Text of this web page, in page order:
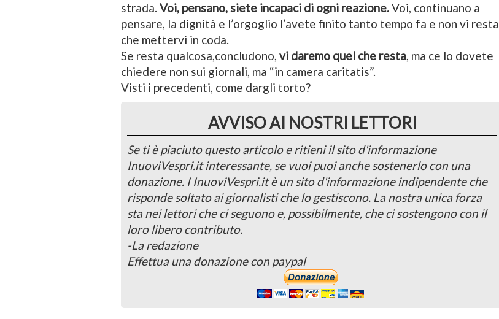
strada. Voi, pensano, siete incapaci di ogni reazione.Voi, continuano a
pensare, la dignità e l’orgoglio l’avete finito tanto tempo fa e non vi resta
che mettervi in coda.
Se resta qualcosa,concludono, vi daremo quel che resta, ma ce lo dovete
chiedere non sui giornali, ma “in camera caritatis”.
Visti i precedenti, come dargli torto?
AVVISO AI NOSTRI LETTORI
Se ti è piaciuto questo articolo e ritieni il sito d'informazione
InuoviVespri.it interessante, se vuoi puoi anche sostenerlo con una
donazione. I InuoviVespri.it è un sito d'informazione indipendente che
risponde soltato ai giornalisti che lo gestiscono. La nostra unica forza
sta nei lettori che ci seguono e, possibilmente, che ci sostengono con il
loro libero contributo.
-La redazione
Effettua una donazione con paypal